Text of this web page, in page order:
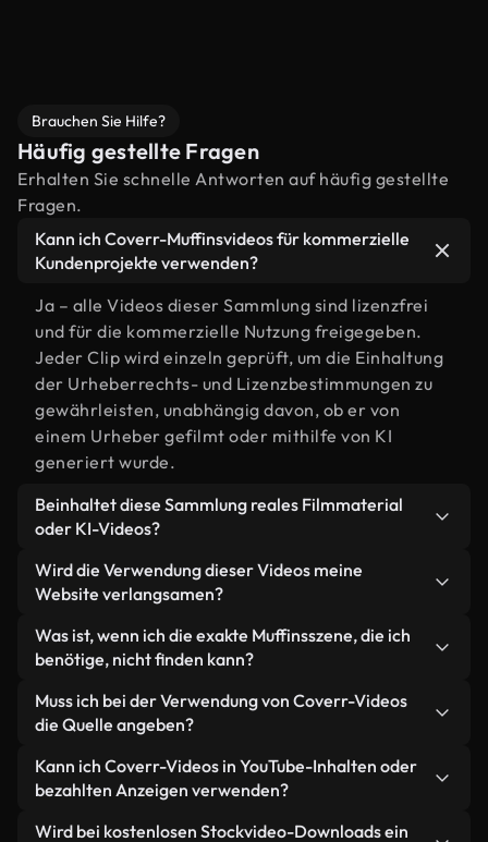
Brauchen Sie Hilfe?
Häufig gestellte Fragen
Erhalten Sie schnelle Antworten auf häufig gestellte
Fragen.
Kann ich Coverr-Muffinsvideos für kommerzielle
Kundenprojekte verwenden?
Ja – alle Videos dieser Sammlung sind lizenzfrei
und für die kommerzielle Nutzung freigegeben.
Jeder Clip wird einzeln geprüft, um die Einhaltung
der Urheberrechts- und Lizenzbestimmungen zu
gewährleisten, unabhängig davon, ob er von
einem Urheber gefilmt oder mithilfe von KI
generiert wurde.
Beinhaltet diese Sammlung reales Filmmaterial
oder KI-Videos?
Beides. Es handelt sich um eine Hybridbibliothek
aus realen, von Menschen aufgenommenen
generierten Videos. Jedes Video ist eindeutig
beschriftet, sodass Sie immer wissen, was Sie
verwenden.
Wird die Verwendung dieser Videos meine
Website verlangsamen?
Nicht, wenn Sie unsere optimierten Versionen
wählen. Wir bieten schlanke, webfähige Formate,
wurden – so bleibt die Qualität hoch, während
gleichzeitig die Ladezeiten minimiert und
Kennzahlen wie LCP verbessert werden.
Was ist, wenn ich die exakte Muffinsszene, die ich
benötige, nicht finden kann?
Mit Coverr AI Studio erstellen Sie im
Handumdrehen ein solches Video. Beschreiben Sie
Sonnenuntergang" – und das Studio generiert
innerhalb von Sekunden ein individuelles Video für
Sie, das unseren Lizenzbestimmungen entspricht.
Muss ich bei der Verwendung von Coverr-Videos
die Quelle angeben?
Eine Namensnennung ist nicht erforderlich. Alle
Videos in unserer Stockbibliothek sind lizenzfrei
verwendet werden – wir freuen uns aber immer
Kann ich Coverr-Videos in YouTube-Inhalten oder
bezahlten Anzeigen verwenden?
Ja. Sämtliches Stockmaterial von Coverr darf in
Wird bei kostenlosen Stockvideo-Downloads ein